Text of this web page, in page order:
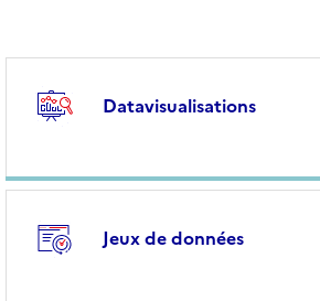
Datavisualisations
Jeux de données